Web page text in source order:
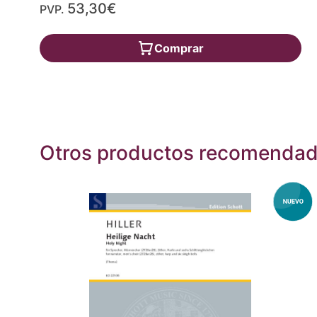
PVP. 53,30€
Comprar
Otros productos